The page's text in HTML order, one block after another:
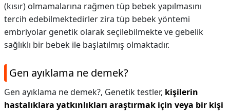
(kısır) olmamalarına rağmen tüp bebek yapılmasını
tercih edebilmektedirler zira tüp bebek yöntemi
embriyolar genetik olarak seçilebilmekte ve gebelik
sağlıklı bir bebek ile başlatılmış olmaktadır.
Gen ayıklama ne demek?
Gen ayıklama ne demek?, Genetik testler, kişilerin
hastalıklara yatkınlıkları araştırmak için veya bir kişi